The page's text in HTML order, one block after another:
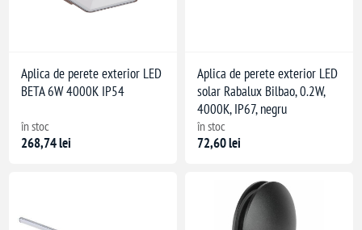
Aplica de perete exterior LED
BETA 6W 4000K IP54
în stoc
268,74 lei
Aplica de perete exterior LED
solar Rabalux Bilbao, 0.2W,
4000K, IP67, negru
în stoc
72,60 lei